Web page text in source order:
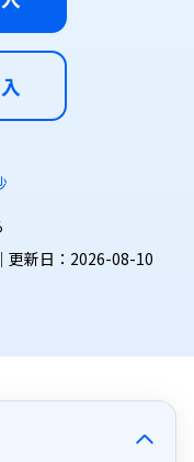
｜更新日：2026-08-10